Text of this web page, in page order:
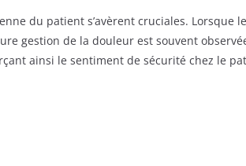
du patient s’avèrent cruciales. Lorsque
gestion de la douleur est souvent
ainsi le sentiment de sécurité chez le